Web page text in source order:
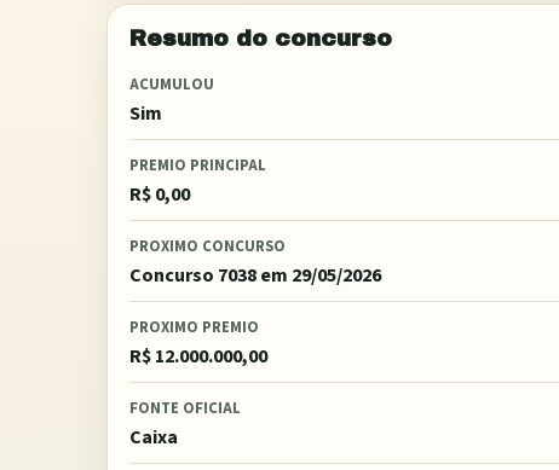
Resumo do concurso
ACUMULOU
Sim
PREMIO PRINCIPAL
R$ 0,00
PROXIMO CONCURSO
Concurso 7038em 29/05/2026
PROXIMO PREMIO
R$ 12.000.000,00
FONTE OFICIAL
Caixa